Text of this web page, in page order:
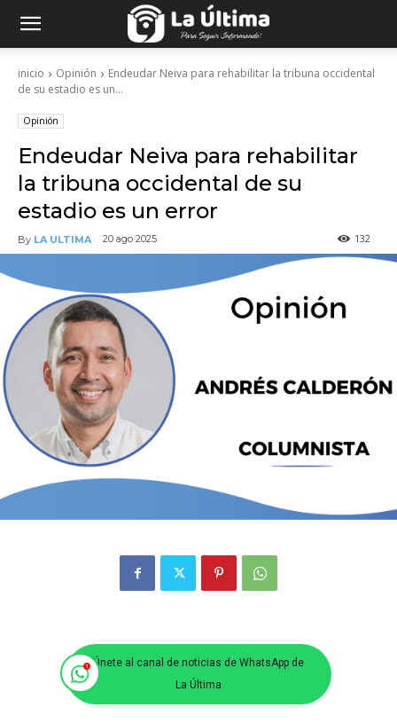
inicio Opinión
Endeudar Neiva para rehabilitar la tribuna occidental
de su estadio es un...
Opinión
Endeudar Neiva para rehabilitar
la tribuna occidental de su
estadio es un error
By LA ULTIMA 20 ago 2025 132
Únete al canal de noticias de WhatsApp de
La Última